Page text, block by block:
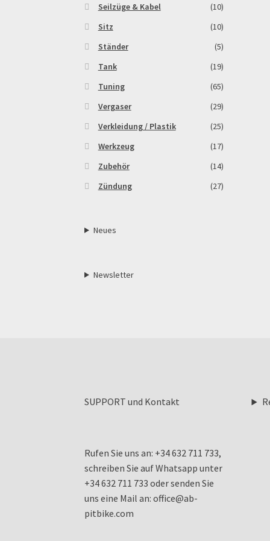
Seilzüge & Kabel
(10)
Sitz
(10)
Ständer
(5)
Tank
(19)
Tuning
(65)
Vergaser
(29)
Verkleidung / Plastik
(25)
Werkzeug
(17)
Zubehör
(14)
Zündung
(27)
Neues
Newsletter
SUPPORT und Kontakt
Rufen Sie uns an: +34 632 711 733,
schreiben Sie auf Whatsapp unter
+34 632 711 733 oder senden Sie
uns eine Mail an: office@ab-
pitbike.com